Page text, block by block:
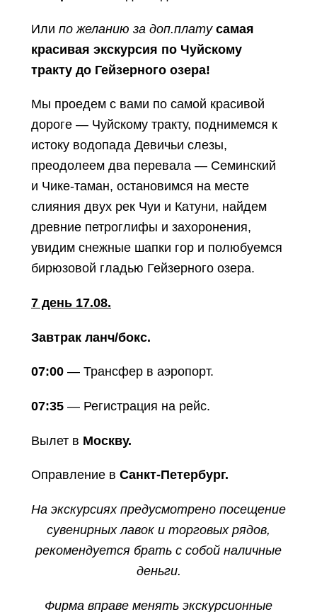
Или по желанию за доп.плату самая
красивая экскурсия по Чуйскому
тракту до Гейзерного озера!
Мы проедем с вами по самой красивой
дороге — Чуйскому тракту, поднимемся к
истоку водопада Девичьи слезы,
преодолеем два перевала — Семинский
и Чике-таман, остановимся на месте
слияния двух рек Чуи и Катуни, найдем
древние петроглифы и захоронения,
увидим снежные шапки гор и полюбуемся
бирюзовой гладью Гейзерного озера.
7 день 17.08.
Завтрак ланч/бокс.
07:00 — Трансфер в аэропорт.
07:35 — Регистрация на рейс.
Вылет в Москву.
Оправление в Санкт-Петербург.
На экскурсиях предусмотрено посещение
сувенирных лавок и торговых рядов,
рекомендуется брать с собой наличные
деньги.
Фирма вправе менять экскурсионные